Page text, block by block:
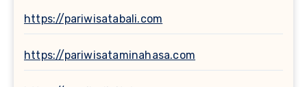
https://pariwisatabali.com
https://pariwisataminahasa.com